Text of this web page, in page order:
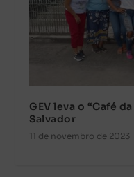
GEV leva o “Café
Salvador
11 de novembro de 2023